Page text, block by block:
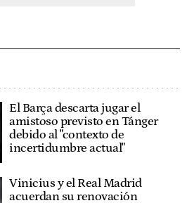
El Barça descarta jugar el
amistoso previsto en Tánger
debido al "contexto de
incertidumbre actual"
Vinicius y el Real Madrid
acuerdan su renovación